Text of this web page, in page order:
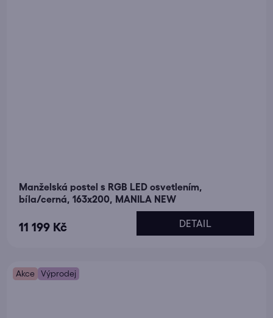
Manželská postel s RGB LED osvetlením,
bíla/cerná, 163x200, MANILA NEW
11 199 Kč DETAIL
Akce Výprodej